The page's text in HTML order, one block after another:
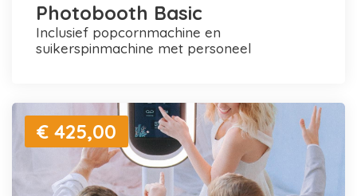
Photobooth Basic
inclusief popcornmachine en
suikerspinmachine met personeel
€ 425,00